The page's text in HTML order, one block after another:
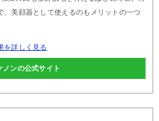
、美顔器として使えるのもメリットの一つ
を詳しく見る
ノンの公式サイト